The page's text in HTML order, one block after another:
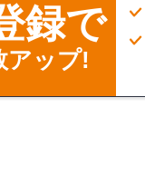
録で
アップ!